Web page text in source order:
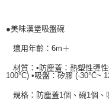
４．使用「AFTEE先享後付
時審查核予不同之上限額度
請求用戶進行身份認證。
恩沛科技股份有限公司將有
●美味漢堡吸盤碗
適用年齡：6m＋
材質：•防塵蓋：熱塑性彈性
100°C) •吸盤：矽膠 (-30°C~
規格：防塵蓋1個、碗1個、